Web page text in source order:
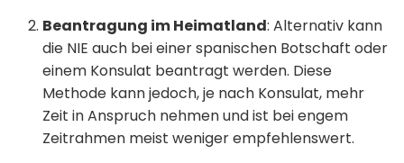
Beantragung im Heimatland: Alternativ kann
die NIE auch bei einer spanischen Botschaft oder
einem Konsulat beantragt werden. Diese
Methode kann jedoch, je nach Konsulat, mehr
Zeit in Anspruch nehmen und ist bei engem
Zeitrahmen meist weniger empfehlenswert.